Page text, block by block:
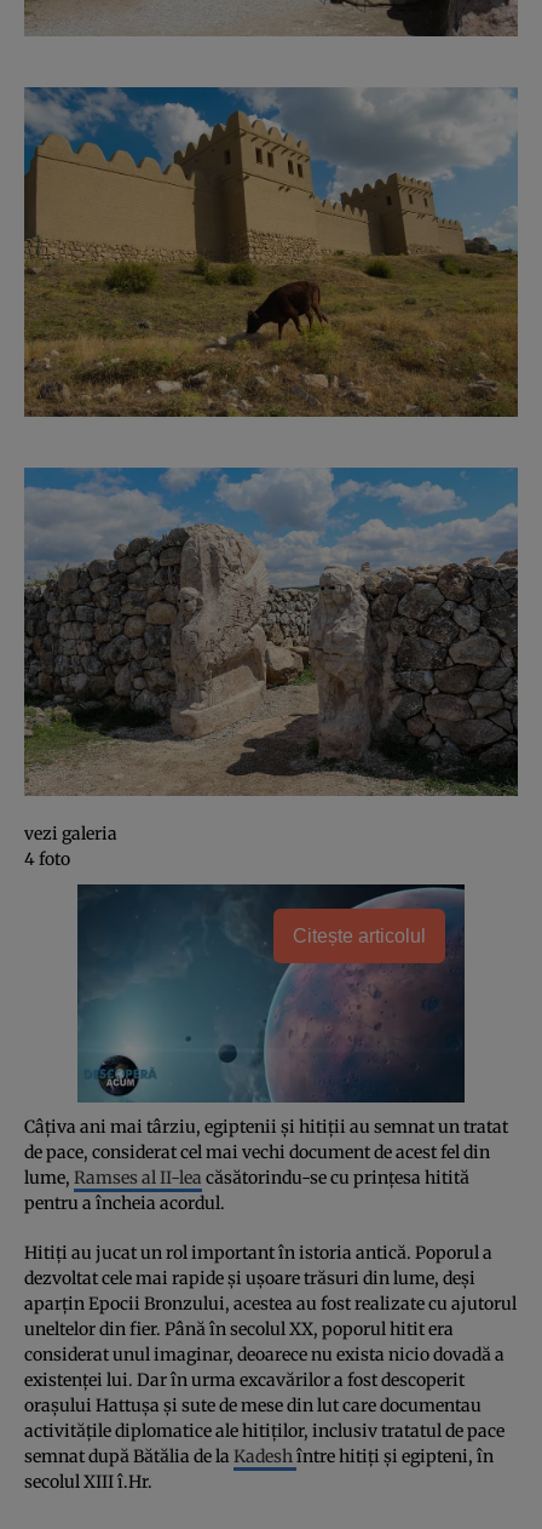
vezi galeria
4 foto
Citește articolul
Câţiva ani mai târziu, egiptenii şi hitiţii au semnat un tratat
de pace, considerat cel mai vechi document de acest fel din
lume, Ramses al II-lea căsătorindu-se cu prinţesa hitită
pentru a încheia acordul.
Hitiţi au jucat un rol important în istoria antică. Poporul a
dezvoltat cele mai rapide şi uşoare trăsuri din lume, deşi
aparţin Epocii Bronzului, acestea au fost realizate cu ajutorul
uneltelor din fier. Până în secolul XX, poporul hitit era
considerat unul imaginar, deoarece nu exista nicio dovadă a
existenţei lui. Dar în urma excavărilor a fost descoperit
oraşului Hattuşa şi sute de mese din lut care documentau
activităţile diplomatice ale hitiţilor, inclusiv tratatul de pace
semnat după Bătălia de la Kadeshîntre hitiţi şi egipteni, în
secolul XIII î.Hr.